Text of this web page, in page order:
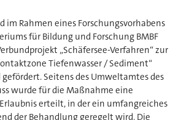
im Rahmen eines Forschungsvorhabens
für Bildung und Forschung BMBF
„Schäfersee-Verfahren“ zur
Tiefenwasser / Sediment“
Seitens des Umweltamtes des
wurde für die Maßnahme eine
erteilt, in der ein umfangreiches
der Behandlung geregelt wird. Die